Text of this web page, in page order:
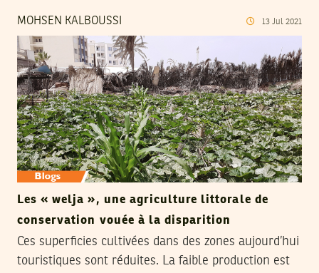
MOHSEN KALBOUSSI 13 Jul 2021
Les « welja », une agriculture littorale de
conservation vouée à la disparition
Ces superficies cultivées dans des zones aujourd’hui
touristiques sont réduites. La faible production est